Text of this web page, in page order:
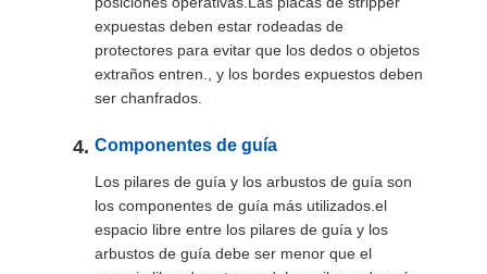
expuestas deben estar rodeadas de
protectores para evitar que los dedos o objetos
extraños entren., y los bordes expuestos deben
ser chanfrados.
Componentes de guía
Los pilares de guía y los arbustos de guía son
los componentes de guía más utilizados.el
espacio libre entre los pilares de guía y los
arbustos de guía debe ser menor que el